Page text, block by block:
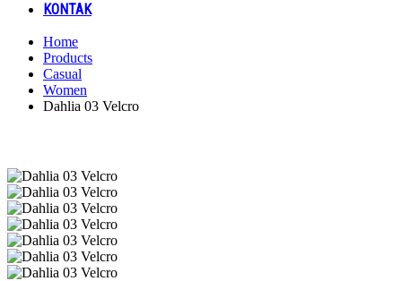
KONTAK
Home
Products
Casual
Women
Dahlia 03 Velcro